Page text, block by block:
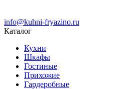
info@kuhni-fryazino.ru
Каталог
Кухни
Шкафы
Гостиные
Прихожие
Гардеробные